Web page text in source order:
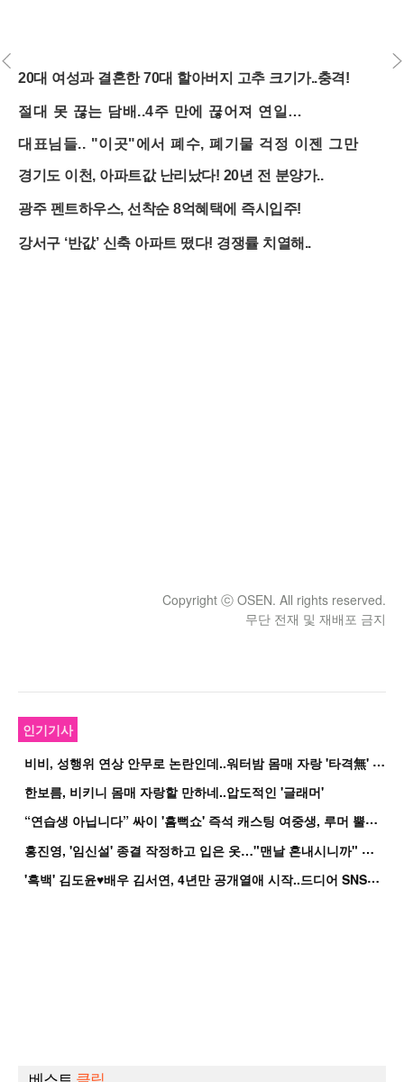
Copyright ⓒ OSEN. All rights reserved.
무단 전재 및 재배포 금지
인기기사
비
비, 성행위 연상 안무로 논란인데..워터밤 몸매 자랑 '타격無' 근황
한보름, 비키니 몸매 자랑할 만하네..압도적인 '글래머'
“
연습생 아닙니다” 싸이 '흠뻑쇼' 즉석 캐스팅 여중생, 루머 뿔났다[Oh!쎈 이...
홍
진영, '임신설' 종결 작정하고 입은 옷…"맨날 혼내시니까" 억울
'
흑백' 김도윤♥배우 김서연, 4년만 공개열애 시작..드디어 SNS에 노출 [핫피...